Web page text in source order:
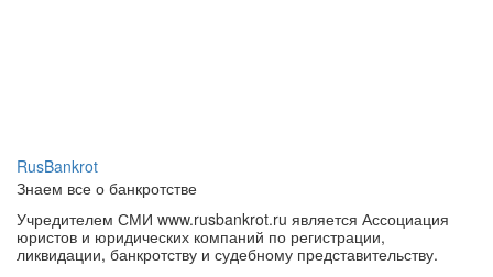
RusBankrot
Знаем все о банкротстве
Учредителем СМИ www.rusbankrot.ru является Ассоциация
юристов и юридических компаний по регистрации,
ликвидации, банкротству и судебному представительству.